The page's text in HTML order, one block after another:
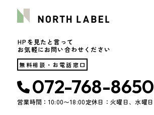
HPを見たと言って
お気軽にお問い合わせください
無料相談・お電話窓口
072-768-8650
営業時間：10:00〜18:00定休日：火曜日、水曜日